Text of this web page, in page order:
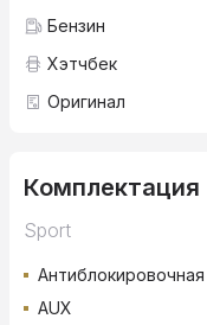
Бензин
Хэтчбек
Оригинал
Комплектация
Sport
AUX